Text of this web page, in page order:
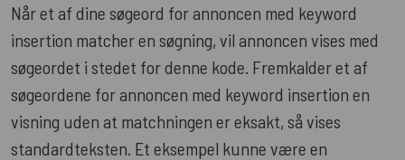
Når et af dine søgeord for annoncen med keyword
insertion matcher en søgning, vil annoncen vises med
søgeordet i stedet for denne kode. Fremkalder et af
søgeordene for annoncen med keyword insertion en
visning uden at matchningen er eksakt, så vises
standardteksten. Et eksempel kunne være en